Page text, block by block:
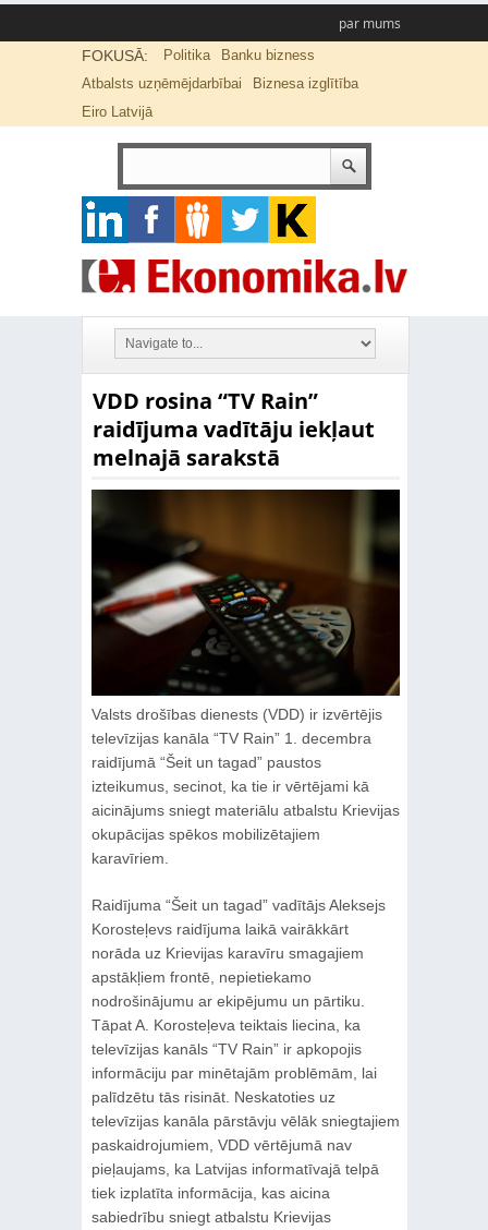
par mums
FOKUSĀ: Politika
Banku bizness
Atbalsts uzņēmējdarbībai
Biznesa izglītība
Eiro Latvijā
VDD rosina “TV Rain”
raidījuma vadītāju iekļaut
melnajā sarakstā
Valsts drošības dienests (VDD) ir izvērtējis
televīzijas kanāla “TV Rain” 1. decembra
raidījumā “Šeit un tagad” paustos
izteikumus, secinot, ka tie ir vērtējami kā
aicinājums sniegt materiālu atbalstu Krievijas
okupācijas spēkos mobilizētajiem
karavīriem.
Raidījuma “Šeit un tagad” vadītājs Aleksejs
Korosteļevs raidījuma laikā vairākkārt
norāda uz Krievijas karavīru smagajiem
apstākļiem frontē, nepietiekamo
nodrošinājumu ar ekipējumu un pārtiku.
Tāpat A. Korosteļeva teiktais liecina, ka
televīzijas kanāls “TV Rain” ir apkopojis
informāciju par minētajām problēmām, lai
palīdzētu tās risināt. Neskatoties uz
televīzijas kanāla pārstāvju vēlāk sniegtajiem
paskaidrojumiem, VDD vērtējumā nav
pieļaujams, ka Latvijas informatīvajā telpā
tiek izplatīta informācija, kas aicina
sabiedrību sniegt atbalstu Krievijas